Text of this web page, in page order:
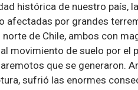
histórica de nuestro país,
afectadas por grandes
norte de Chile, ambos con
movimiento de suelo por el
que se generaron.
sufrió las enormes